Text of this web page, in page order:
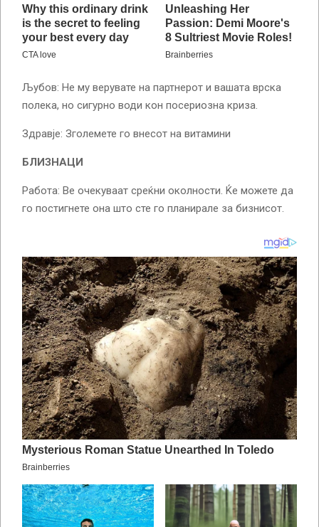
Љубов: Не му верувате на партнерот и вашата врска
полека, но сигурно води кон посериозна криза.
Здравје: Зголемете го внесот на витамини
БЛИЗНАЦИ
Работа: Ве очекуваат среќни околности. Ќе можете да
го постигнете она што сте го планирале за бизнисот.